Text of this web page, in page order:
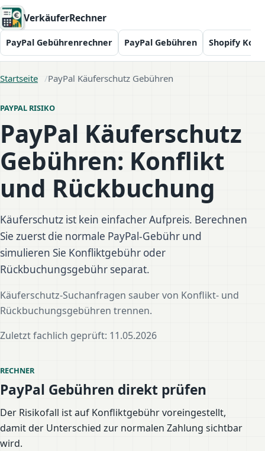
VerkäuferRechner
PayPal Gebührenrechner PayPal Gebühren Shopify
Startseite PayPal Käuferschutz Gebühren
PAYPAL RISIKO
PayPal Käuferschutz
Gebühren: Konflikt
und Rückbuchung
Käuferschutz ist kein einfacher Aufpreis. Berechnen
Sie zuerst die normale PayPal-Gebühr und
simulieren Sie Konfliktgebühr oder
Rückbuchungsgebühr separat.
Käuferschutz-Suchanfragen sauber von Konflikt- und
Rückbuchungsgebühren trennen.
Zuletzt fachlich geprüft: 11.05.2026
RECHNER
PayPal Gebühren direkt prüfen
Der Risikofall ist auf Konfliktgebühr voreingestellt,
damit der Unterschied zur normalen Zahlung sichtbar
wird.